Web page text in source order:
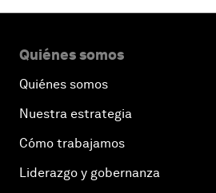
Quiénes somos
Quiénes somos
Nuestra estrategia
Cómo trabajamos
Liderazgo y gobernanza